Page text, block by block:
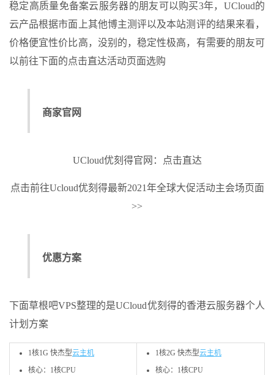
稳定高质量免备案云服务器的朋友可以购买3年，UCloud的
云产品根据市面上其他博主测评以及本站测评的结果来看，
价格便宜性价比高，没别的，稳定性极高，有需要的朋友可
以前往下面的点击直达活动页面选购
商家官网
UCloud优刻得官网：点击直达
点击前往Ucloud优刻得最新2021年全球大促活动主会场页面
>>
优惠方案
下面草根吧VPS整理的是UCloud优刻得的香港云服务器个人
计划方案
1核1G 快杰型云主机
核心：1核CPU
1核2G 快杰型云主机
核心：1核CPU